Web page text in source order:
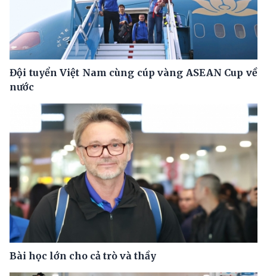
Đội tuyển Việt Nam cùng cúp vàng ASEAN Cup về
nước
Bài học lớn cho cả trò và thầy